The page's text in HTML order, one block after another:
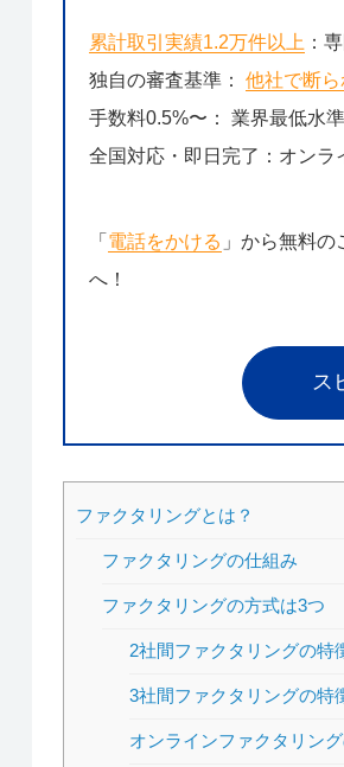
累計取引実績1.2万件以上 ：
独自の審査基準： 他社で断
手数料0.5%〜： 業界最低水
全国対応・即日完了：オンラ
「 電話をかける 」から無料
へ！
ス
ファクタリングとは？
ファクタリングの仕組み
ファクタリングの方式は3つ
2社間ファクタリングの特
3社間ファクタリングの特
オンラインファクタリン